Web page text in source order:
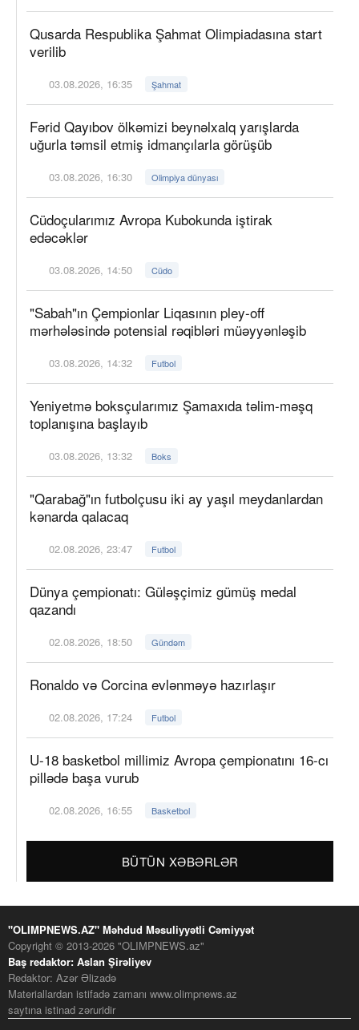
Qusarda Respublika Şahmat Olimpiadasına start
verilib
03.08.2026, 16:35 Şahmat
Fərid Qayıbov ölkəmizi beynəlxalq yarışlarda
uğurla təmsil etmiş idmançılarla görüşüb
03.08.2026, 16:30 Olimpiya dünyası
Cüdoçularımız Avropa Kubokunda iştirak
edəcəklər
03.08.2026, 14:50 Cüdo
"Sabah"ın Çempionlar Liqasının pley-off
mərhələsində potensial rəqibləri müəyyənləşib
03.08.2026, 14:32 Futbol
Yeniyetmə boksçularımız Şamaxıda təlim-məşq
toplanışına başlayıb
03.08.2026, 13:32 Boks
"Qarabağ"ın futbolçusu iki ay yaşıl meydanlardan
kənarda qalacaq
02.08.2026, 23:47 Futbol
Dünya çempionatı: Güləşçimiz gümüş medal
qazandı
02.08.2026, 18:50 Gündəm
Ronaldo və Corcina evlənməyə hazırlaşır
02.08.2026, 17:24 Futbol
U-18 basketbol millimiz Avropa çempionatını 16-cı
pillədə başa vurub
02.08.2026, 16:55 Basketbol
BÜTÜN XƏBƏRLƏR
"OLIMPNEWS.AZ" Məhdud Məsuliyyətli Cəmiyyət
Copyright © 2013-2026 "OLIMPNEWS.az"
Baş redaktor: Aslan Şirəliyev
Redaktor: Azər Əlizadə
Materiallardan istifadə zamanı www.olimpnews.az
saytına istinad zəruridir